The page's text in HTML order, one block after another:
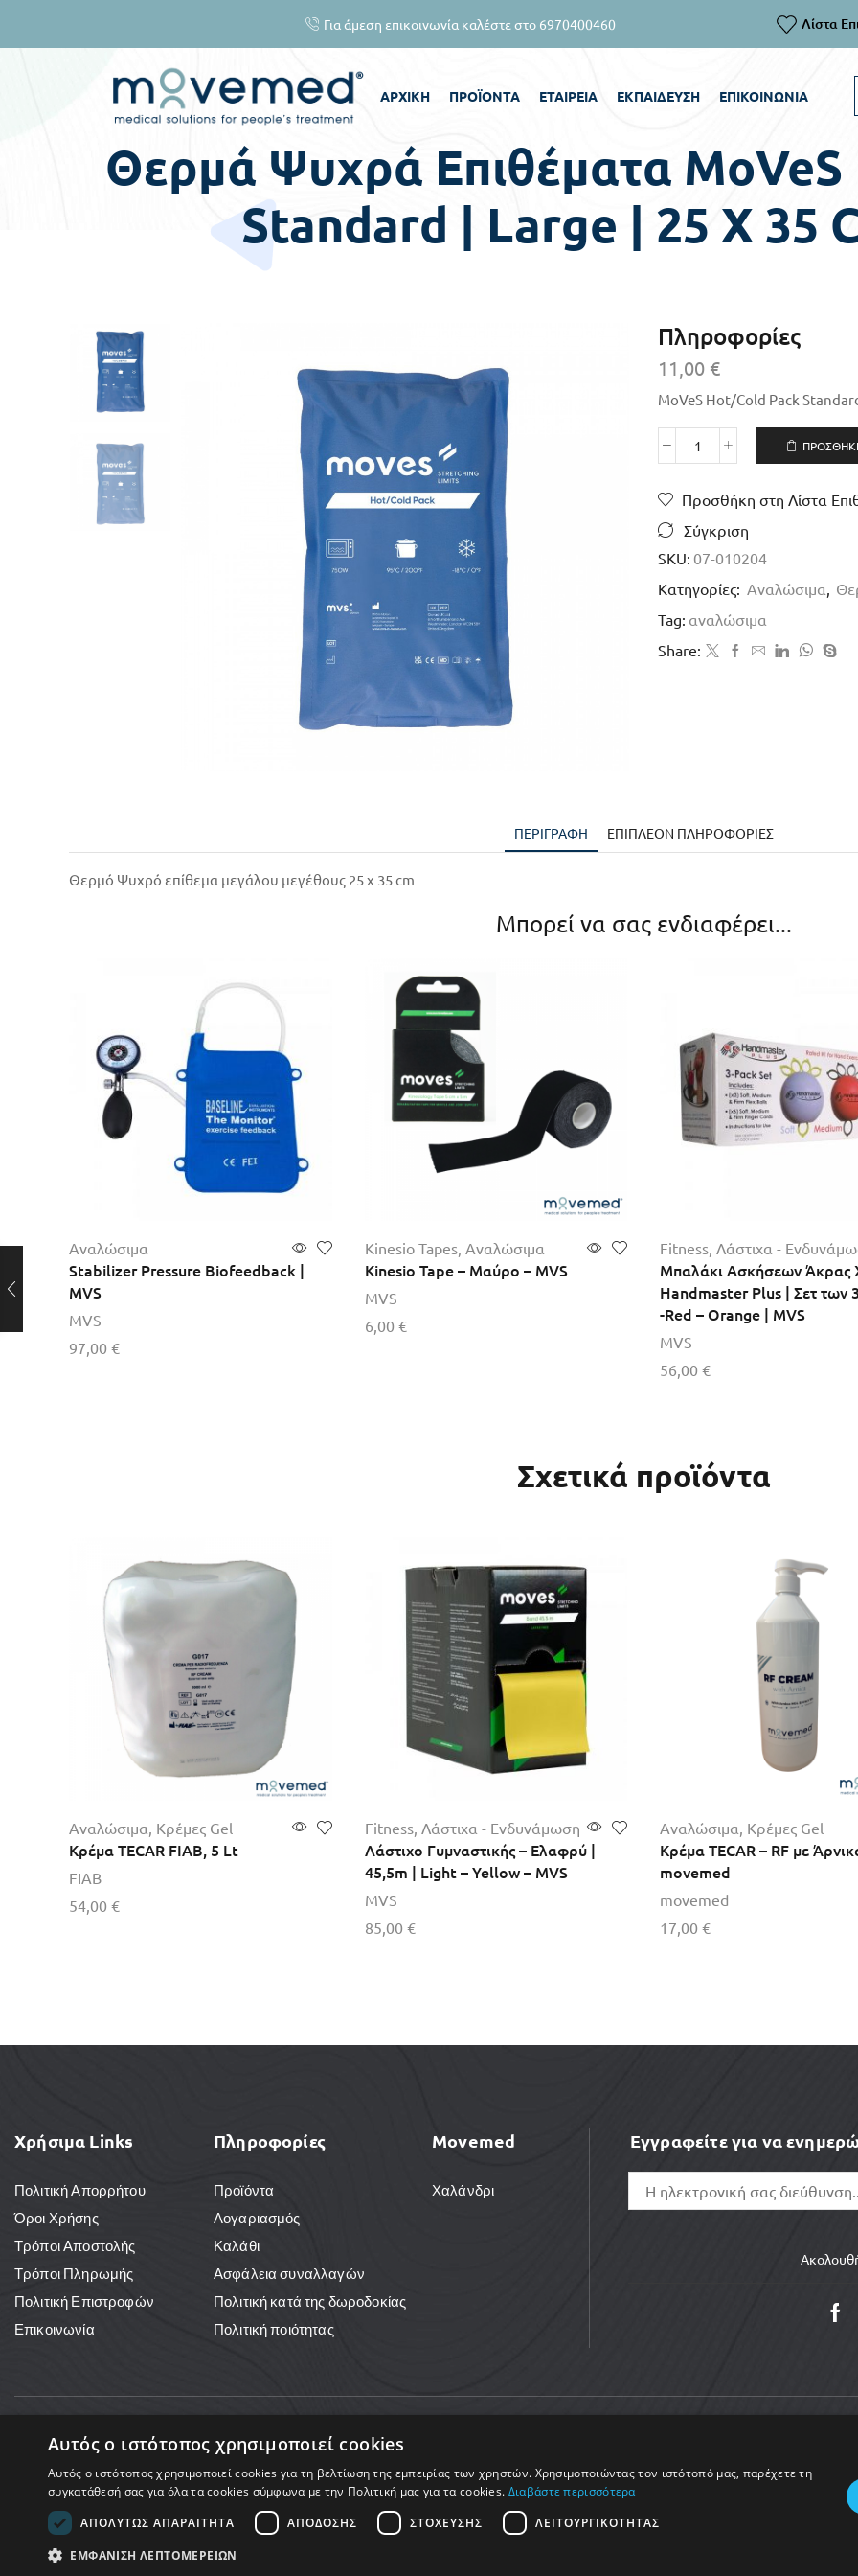
Για άμεση επικοινωνία καλέστε στο 6970400460 Λίστα
ΑΡΧΙΚΉ ΠΡΟΪΌΝΤΑ ΕΤΑΙΡΕΊΑ ΕΚΠΑΊΔΕΥΣΗ ΕΠΙΚΟΙΝΩΝΊΑ
Θερμά Ψυχρά Επιθέματα
Standard | Large | 25 X 35
Πληροφορίες
11,00 €
MoVeS Hot/Cold Pack
Προσθήκη στη Λίστα
Σύγκριση
SKU: 07-010204
Κατηγορίες: Αναλώσιμα,
Tag: αναλώσιμα
Share:
ΠΕΡΙΓΡΑΦΉ ΕΠΙΠΛΈΟΝ ΠΛΗΡΟΦΟΡΊΕΣ
Θερμό Ψυχρό επίθεμα μεγάλου μεγέθους 25 x 35 cm
Μπορεί να σας ενδιαφέρει...
Αναλώσιμα
Stabilizer Pressure Biofeedback |
MVS
MVS
97,00 €
Kinesio Tapes, Αναλώσιμα
Kinesio Tape – Μαύρο – MVS
MVS
6,00 €
Fitness, Λάστιχα -
Μπαλάκι Ασκήσεωv Άκρας
Handmaster Plus | Σετ των
-Red – Orange | MVS
MVS
56,00 €
Σχετικά προϊόντα
Αναλώσιμα Κρέμες Gel
Κρέμα TECAR FIAB, 5 Lt
FIAB
54,00 €
Fitness, Λάστιχα - Ενδυνάμωση
Λάστιχο Γυμναστικής – Ελαφρύ |
45,5m | Light – Yellow – MVS
MVS
85,00 €
Αναλώσιμα Κρέμες Gel
Κρέμα TECAR – RF με
movemed
movemed
17,00 €
Χρήσιμα Links
Πολιτική Απορρήτου
Όροι Χρήσης
Τρόποι Αποστολής
Τρόποι Πληρωμής
Πολιτική Επιστροφών
Επικοινωνία
Πληροφορίες
Προϊόντα
Λογαριασμός
Καλάθι
Ασφάλεια συναλλαγών
Πολιτική κατά της δωροδοκίας
Πολιτική ποιότητας
Movemed
Χαλάνδρι
Εγγραφείτε για να
Copyright © 2025 MoveMed. Made by enigmart
Αυτός ο ιστότοπος χρησιμοποιεί cookies
Αυτός ο ιστότοπος χρησιμοποιεί cookies για τη βελτίωση της εμπειρίας των χρηστών. Χρησιμοποιώντας τον ιστότοπό μας, παρέχετε τη
συγκατάθεσή σας για όλα τα cookies σύμφωνα με την Πολιτική μας για τα cookies. Διαβάστε περισσότερα
ΑΠΟΛΎΤΩΣ ΑΠΑΡΑΊΤΗΤΑ
ΑΠΌΔΟΣΗΣ ΣΤΌΧΕΥΣΗΣ ΛΕΙΤΟΥΡΓΙΚΌΤΗΤΑΣ
ΕΜΦΆΝΙΣΗ ΛΕΠΤΟΜΕΡΕΙΏΝ